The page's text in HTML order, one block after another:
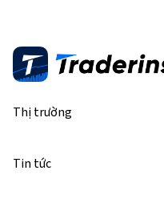
Thị trường
Tin tức